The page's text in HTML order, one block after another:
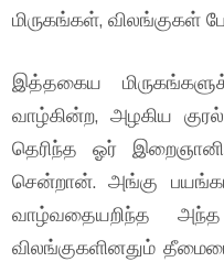
மிருகங்கள், விலங்குகள்
இத்தகைய
வாழ்கின்ற, அழகிய
தெரிந்த ஓர் இறைஞானி
சென்றான். அங்கு பயங்கர
வாழ்வதையறிந்த
விலங்குகளினதும்